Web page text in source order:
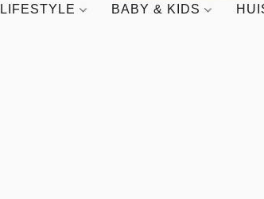
LIFESTYLE BABY & KIDS